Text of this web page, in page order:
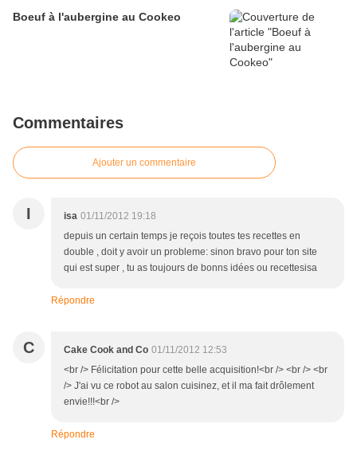
Boeuf à l'aubergine au Cookeo
Commentaires
Ajouter un commentaire
I isa 01/11/2012 19:18
depuis un certain temps je reçois toutes tes recettes en
double , doit y avoir un probleme: sinon bravo pour ton site
qui est super , tu as toujours de bonns idées ou recettesisa
Répondre
C Cake Cook and Co 01/11/2012 12:53
<br /> Félicitation pour cette belle acquisition!<br /> <br /> <br
/> J'ai vu ce robot au salon cuisinez, et il ma fait drôlement
envie!!!<br />
Répondre